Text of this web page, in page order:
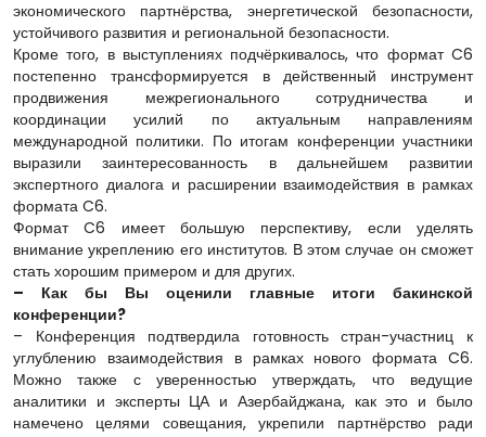
экономического партнёрства, энергетической безопасности,
устойчивого развития и региональной безопасности.
Кроме того, в выступлениях подчёркивалось, что формат C6
постепенно трансформируется в действенный инструмент
продвижения межрегионального сотрудничества и
координации усилий по актуальным направлениям
международной политики. По итогам конференции участники
выразили заинтересованность в дальнейшем развитии
экспертного диалога и расширении взаимодействия в рамках
формата C6.
Формат C6 имеет большую перспективу, если уделять
внимание укреплению его институтов. В этом случае он сможет
стать хорошим примером и для других.
– Как бы Вы оценили главные итоги бакинской
конференции?
– Конференция подтвердила готовность стран-участниц к
углублению взаимодействия в рамках нового формата C6.
Можно также с уверенностью утверждать, что ведущие
аналитики и эксперты ЦА и Азербайджана, как это и было
намечено целями совещания, укрепили партнёрство ради